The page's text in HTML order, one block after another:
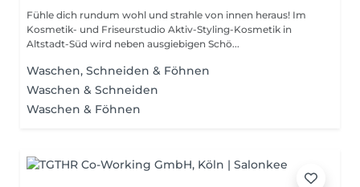
Fühle dich rundum wohl und strahle von innen heraus! Im
Kosmetik- und Friseurstudio Aktiv-Styling-Kosmetik in
Altstadt-Süd wird neben ausgiebigen Schö...
Waschen, Schneiden & Föhnen
Waschen & Schneiden
Waschen & Föhnen